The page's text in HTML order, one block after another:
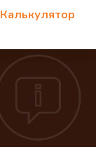
Калькулятор